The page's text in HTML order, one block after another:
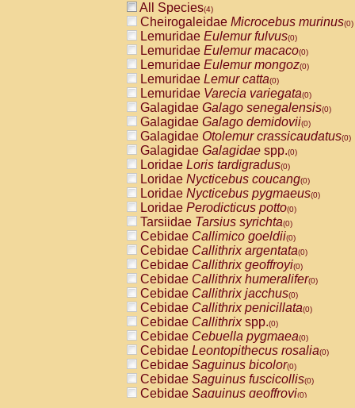
All Species(4)
Cheirogaleidae Microcebus murinus(0)
Lemuridae Eulemur fulvus(0)
Lemuridae Eulemur macaco(0)
Lemuridae Eulemur mongoz(0)
Lemuridae Lemur catta(0)
Lemuridae Varecia variegata(0)
Galagidae Galago senegalensis(0)
Galagidae Galago demidovii(0)
Galagidae Otolemur crassicaudatus(0)
Galagidae Galagidae spp.(0)
Loridae Loris tardigradus(0)
Loridae Nycticebus coucang(0)
Loridae Nycticebus pygmaeus(0)
Loridae Perodicticus potto(0)
Tarsiidae Tarsius syrichta(0)
Cebidae Callimico goeldii(0)
Cebidae Callithrix argentata(0)
Cebidae Callithrix geoffroyi(0)
Cebidae Callithrix humeralifer(0)
Cebidae Callithrix jacchus(0)
Cebidae Callithrix penicillata(0)
Cebidae Callithrixspp.(0)
Cebidae Cebuella pygmaea(0)
Cebidae Leontopithecus rosalia(0)
Cebidae Saguinus bicolor(0)
Cebidae Saguinus fuscicollis(0)
Cebidae Saguinus geoffroyi(0)